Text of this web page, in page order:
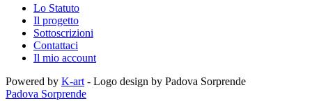
Lo Statuto
Il progetto
Sottoscrizioni
Contattaci
Il mio account
Powered by K-art - Logo design by Padova Sorprende
Padova Sorprende